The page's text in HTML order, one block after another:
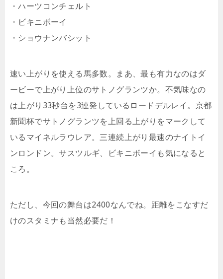
・ハーツコンチェルト
・ビキニボーイ
・ショウナンバシット
速い上がりを使える馬多数。まあ、最も有力なのはダ
ービーで上がり上位のサトノグランツか。不気味なの
は上がり33秒台を3連発しているロードデルレイ。京都
新聞杯でサトノグランツを上回る上がりをマークして
いるマイネルラウレア。三連続上がり最速のナイトイ
ンロンドン。サスツルギ、ビキニボーイも気になると
ころ。
ただし、今回の舞台は2400なんでね。距離をこなすだ
けのスタミナも当然必要だ！